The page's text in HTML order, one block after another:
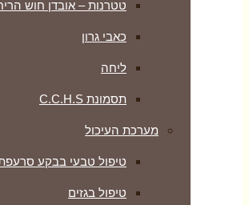
טטרנות – אובדן חוש
כאבי גרון
ליחה
תסמונת C.C.H.S
מערכת העיכול
טיפול טבעי בבקע
טיפול בגזים